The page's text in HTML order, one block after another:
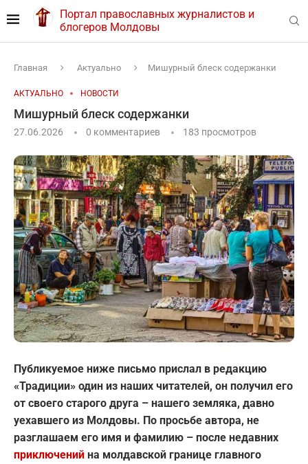
Портал православных журналистов и
блогеров Молдовы
Главная Актуально Мишурный блеск содержанки
АКТУАЛЬНО НОВОСТИ
Мишурный блеск содержанки
27.06.2026 0 комментариев 183 просмотров
Публикуемое ниже письмо прислал в редакцию
«Традиции» один из наших читателей, он получил его
от своего старого друга – нашего земляка, давно
уехавшего из Молдовы. По просьбе автора, не
разглашаем его имя и фамилию – после недавних
приключений на молдавской границе главного